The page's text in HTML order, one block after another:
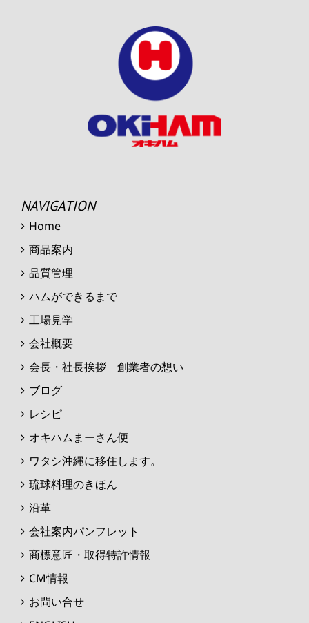
NAVIGATION
Home
商品案内
品質管理
ハムができるまで
工場見学
会社概要
会長・社長挨拶 創業者の想い
ブログ
レシピ
オキハムまーさん便
ワタシ沖縄に移住します。
琉球料理のきほん
沿革
会社案内パンフレット
商標意匠・取得特許情報
CM情報
お問い合せ